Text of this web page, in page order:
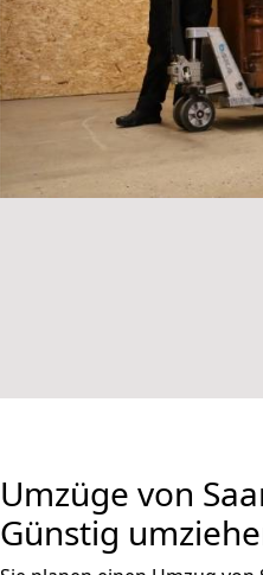
Umzüge von
Günstig